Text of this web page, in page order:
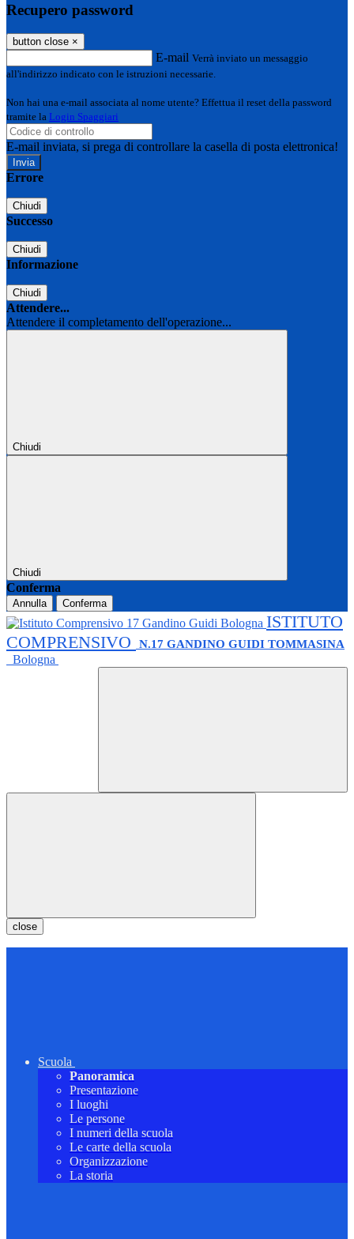
Recupero password
button close ×
E-mail Verrà inviato un messaggio
all'indirizzo indicato con le istruzioni necessarie.
Non hai una e-mail associata al nome utente? Effettua il reset della password
tramite la Login Spaggiari
E-mail inviata, si prega di controllare la casella di posta elettronica!
Errore
Chiudi
Successo
Chiudi
Informazione
Chiudi
Attendere...
Attendere il completamento dell'operazione...
Chiudi
Chiudi
Conferma
Annulla Conferma
ISTITUTO
COMPRENSIVO
N.17 GANDINO GUIDI TOMMASINA
Bologna
close
Scuola
Panoramica
Presentazione
I luoghi
Le persone
I numeri della scuola
Le carte della scuola
Organizzazione
La storia